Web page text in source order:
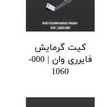
کیت گرمایش
فایرری وان | 000-
1060